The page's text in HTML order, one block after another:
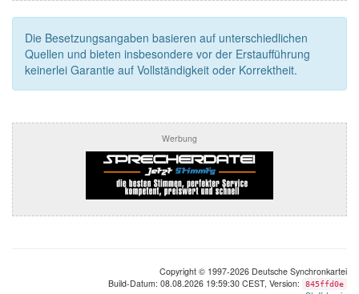
Die Besetzungsangaben basieren auf unterschiedlichen
Quellen und bieten insbesondere vor der Erstaufführung
keinerlei Garantie auf Vollständigkeit oder Korrektheit.
Werbung
Copyright © 1997-2026 Deutsche Synchronkartei
Build-Datum: 08.08.2026 19:59:30 CEST, Version:
845ffd0e